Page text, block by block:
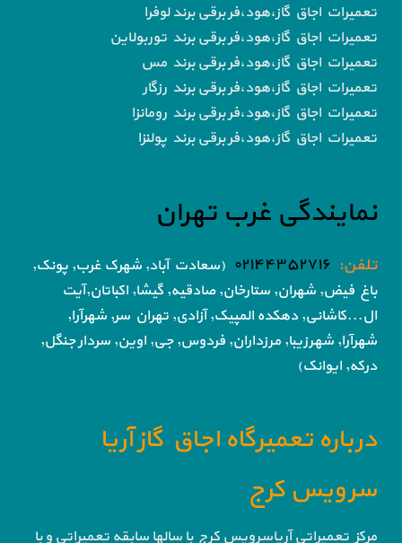
تعمیرات اجاق گاز،هود،فر برقی برند لوفرا
تعمیرات اجاق گاز،هود،فر برقی برند توربولاین
تعمیرات اجاق گاز،هود،فر برقی برند مس
تعمیرات اجاق گاز،هود،فر برقی برند رزگار
تعمیرات اجاق گاز،هود،فر برقی برند رومانزا
تعمیرات اجاق گاز،هود،فر برقی برند پولنزا
نمایندگی غرب تهران
تلفن: ۰۲۱۴۴۳۵۲۷۱۶ (سعادت آباد, شهرک غرب, پونک,
باغ فیض, شهران, ستارخان, صادقیه, گیشا, اکباتان,آیت
ال...کاشانی, دهکده المپیک, آزادی, تهران سر, شهرآرا,
شهرآرا, شهرزیبا, مرزداران, فردوس, جی, اوین, سردار جنگل,
درکه, ایوانک)
درباره تعمیرگاه اجاق گاز آریا
سرویس کرج
مرکز تعمیراتی آریاسرویس کرج با سالها سابقه تعمیراتی و با